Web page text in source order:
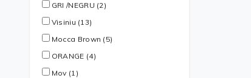
GRI /NEGRU (2)
Visiniu (13)
Mocca Brown (5)
ORANGE (4)
Mov (1)